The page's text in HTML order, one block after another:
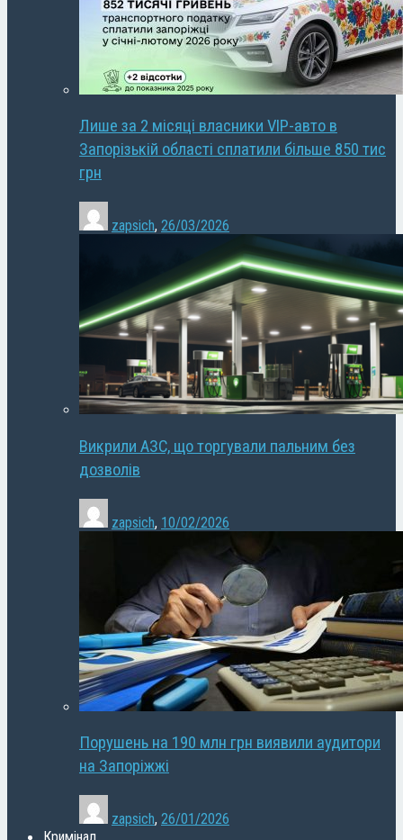
Лише за 2 місяці власники VIP-авто в
Запорізькій області сплатили більше 850 тис
грн
zapsich, 26/03/2026
Викрили АЗС, що торгували пальним без
дозволів
zapsich, 10/02/2026
Порушень на 190 млн грн виявили аудитори
на Запоріжжі
zapsich, 26/01/2026